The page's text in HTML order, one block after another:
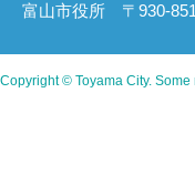
富山市役所 〒930-
Copyright © Toyama City. Some